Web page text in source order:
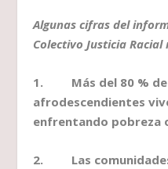
Algunas cifras del
Colectivo Justicia Racial
1. Más del 80 % de
afrodescendientes
enfrentando pobreza
2. Las comunidades